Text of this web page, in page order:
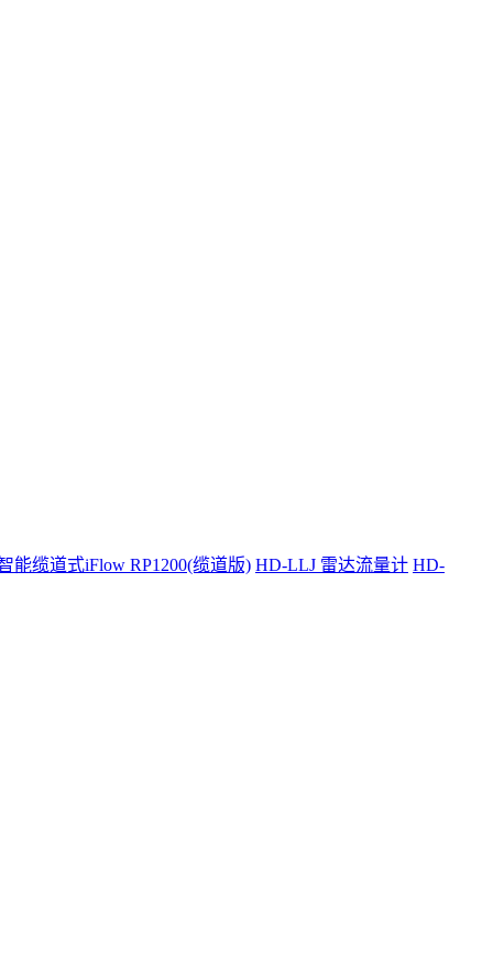
能缆道式iFlow RP1200(缆道版) HD-LLJ 雷达流量计 HD-